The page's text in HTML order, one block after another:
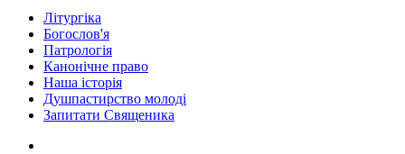
Літургіка
Богослов'я
Патрологія
Канонічне право
Наша історія
Душпастирство молоді
Запитати Священика